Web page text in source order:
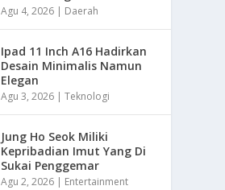
Agu 4, 2026 | Daerah
Ipad 11 Inch A16 Hadirkan
Desain Minimalis Namun
Elegan
Agu 3, 2026 |Teknologi
Jung Ho Seok Miliki
Kepribadian Imut Yang Di
Sukai Penggemar
Agu 2, 2026 | Entertainment